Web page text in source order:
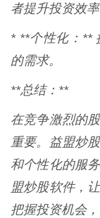
者提升投资效率
* **个性化：**
的需求。
**总结：**
在竞争激烈的
重要。益盟炒
和个性化的服
盟炒股软件，
把握投资机会